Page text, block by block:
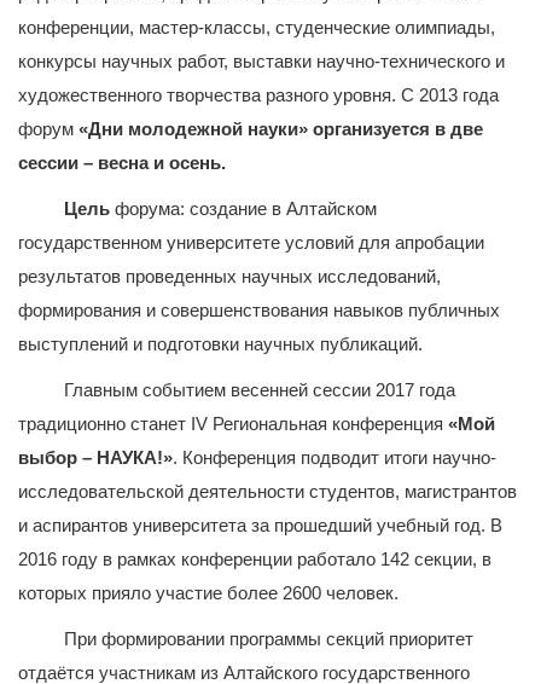
конференции, мастер-классы, студенческие олимпиады,
конкурсы научных работ, выставки научно-технического и
художественного творчества разного уровня. С 2013 года
форум «Дни молодежной науки» организуется в две
сессии – весна и осень.
Цель форума: создание в Алтайском
государственном университете условий для апробации
результатов проведенных научных исследований,
формирования и совершенствования навыков публичных
выступлений и подготовки научных публикаций.
Главным событием весенней сессии 2017 года
традиционно станет IV Региональная конференция «Мой
выбор – НАУКА!». Конференция подводит итоги научно-
исследовательской деятельности студентов, магистрантов
и аспирантов университета за прошедший учебный год. В
2016 году в рамках конференции работало 142 секции, в
которых прияло участие более 2600 человек.
При формировании программы секций приоритет
отдаётся участникам из Алтайского государственного